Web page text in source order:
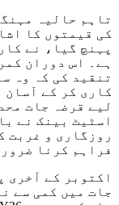
تاہم حالیہ
پہنچ گیا، نے
ہے۔ اس دوران
تنقید کی کہ وہ
کاری کر کے آسان
لیے قرضہ جات
اسٹیٹ بینک نے
روزگاری و غربت
فراہم کرنا
اکتوبر کے آخری
جات میں کمی سے